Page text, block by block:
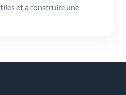
et à construire une